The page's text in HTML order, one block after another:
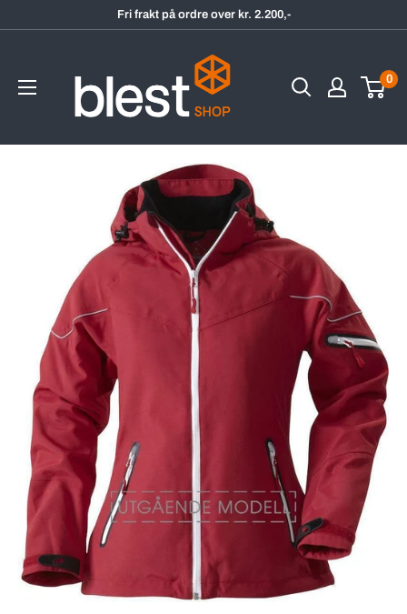
Fri frakt på ordre over kr. 2.200,-
0